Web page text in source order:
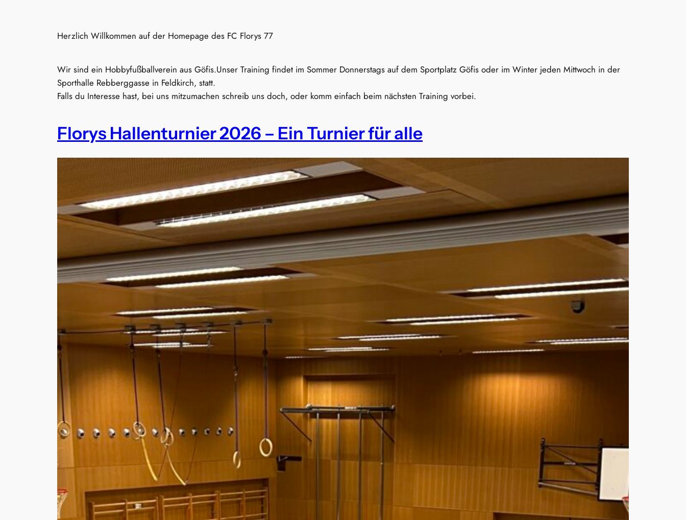
Herzlich Willkommen auf der Homepage des FC Florys 77
Wir sind ein Hobbyfußballverein aus Göfis.Unser Training findet im Sommer Donnerstags auf dem Sportplatz Göfis oder im Winter jeden Mittwoch in der
Sporthalle Rebberggasse in Feldkirch, statt.
Falls du Interesse hast, bei uns mitzumachen schreib uns doch, oder komm einfach beim nächsten Training vorbei.
Florys Hallenturnier 2026 – Ein Turnier für alle